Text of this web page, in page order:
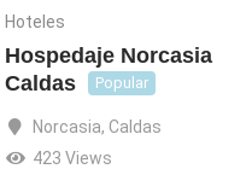
Hoteles
Hospedaje Norcasia
Caldas
Popular
Norcasia, Caldas
423 Views